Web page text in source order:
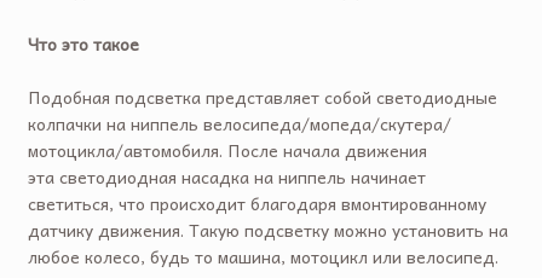
Что это такое
Подобная подсветка представляет собой светодиодные
колпачки на ниппель велосипеда/мопеда/скутера/
мотоцикла/автомобиля. После начала движения
эта светодиодная насадка на ниппель начинает
светиться, что происходит благодаря вмонтированному
датчику движения. Такую подсветку можно установить на
любое колесо, будь то машина, мотоцикл или велосипед.